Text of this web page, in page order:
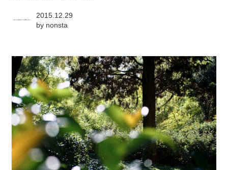
2015.12.29
by nonsta